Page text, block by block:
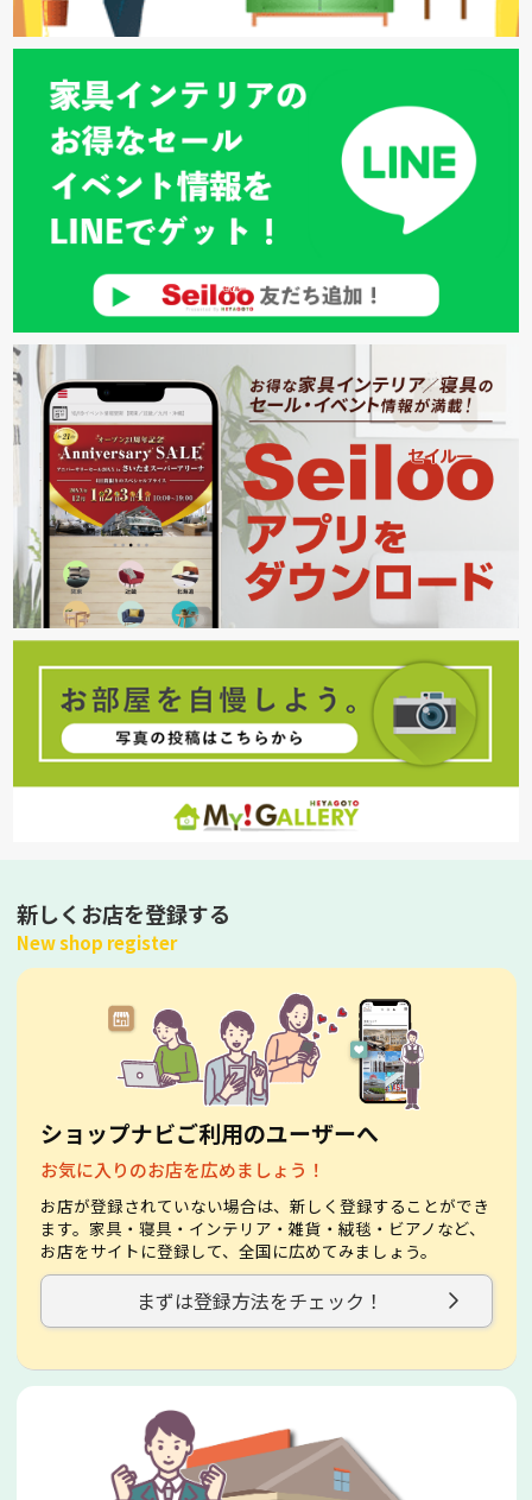
新しくお店を登録する
New shop register
ショップナビご利用のユーザーへ
お気に入りのお店を広めましょう！
お店が登録されていない場合は、新しく登録することができ
ます。家具・寝具・インテリア・雑貨・絨毯・ビアノなど、
お店をサイトに登録して、全国に広めてみましょう。
まずは登録方法をチェック！